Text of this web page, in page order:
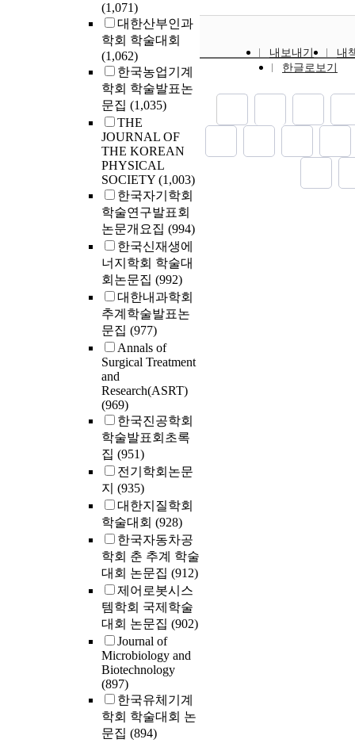
(1,071)
대한산부인과
학회 학술대회
(1,062)
한국농업기계
학회 학술발표논
문집 (1,035)
THE
JOURNAL OF
THE KOREAN
PHYSICAL
SOCIETY (1,003)
한국자기학회
학술연구발표회
논문개요집 (994)
한국신재생에
너지학회 학술대
회논문집 (992)
대한내과학회
추계학술발표논
문집 (977)
Annals of
Surgical Treatment
and
Research(ASRT)
(969)
한국진공학회
학술발표회초록
집 (951)
전기학회논문
지 (935)
대한지질학회
학술대회 (928)
한국자동차공
학회 춘 추계 학술
대회 논문집 (912)
제어로봇시스
템학회 국제학술
대회 논문집 (902)
Journal of
Microbiology and
Biotechnology
(897)
한국유체기계
학회 학술대회 논
문집 (894)
a magazine
munchangsa(
owned
published
was related to
book,
operating
minutes for
culture was
values of the
aim to
subject that
내보내기
내
한글로보기